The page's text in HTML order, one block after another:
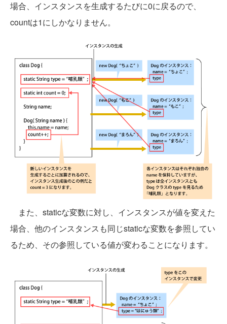
場合、インスタンスを生成するたびに0に戻るので、
countは1にしかなりません。
また、staticな変数に対し、インスタンスが値を変えた
場合、他のインスタンスも同じstaticな変数を参照してい
るため、その参照している値が変わることになります。